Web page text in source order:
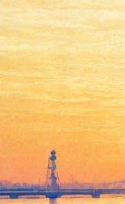
кактус "Царица